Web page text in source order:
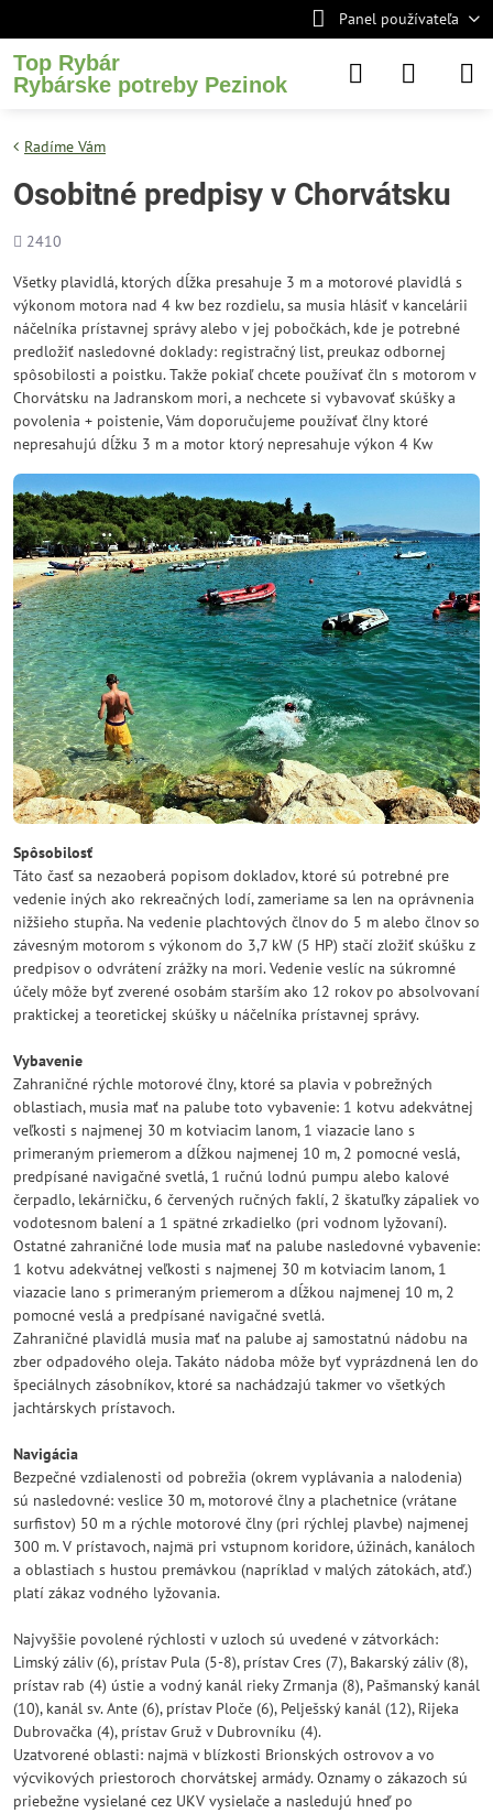
Panel používateľa
Top Rybár
Rybárske potreby Pezinok
Radíme Vám
Osobitné predpisy v Chorvátsku
Počet
2410
Všetky plavidlá, ktorých dĺžka presahuje 3 m a motorové plavidlá s
výkonom motora nad 4 kw bez rozdielu, sa musia hlásiť v kancelárii
náčelníka prístavnej správy alebo v jej pobočkách, kde je potrebné
predložiť nasledovné doklady: registračný list, preukaz odbornej
spôsobilosti a poistku. Takže pokiaľ chcete používať čln s motorom v
Chorvátsku na Jadranskom mori, a nechcete si vybavovať skúšky a
povolenia + poistenie, Vám doporučujeme používať člny ktoré
nepresahujú dĺžku 3 m a motor ktorý nepresahuje výkon 4 Kw
Spôsobilosť
Táto časť sa nezaoberá popisom dokladov, ktoré sú potrebné pre
vedenie iných ako rekreačných lodí, zameriame sa len na oprávnenia
nižšieho stupňa. Na vedenie plachtových člnov do 5 m alebo člnov so
závesným motorom s výkonom do 3,7 kW (5 HP) stačí zložiť skúšku z
predpisov o odvrátení zrážky na mori. Vedenie veslíc na súkromné
účely môže byť zverené osobám starším ako 12 rokov po absolvovaní
praktickej a teoretickej skúšky u náčelníka prístavnej správy.
Vybavenie
Zahraničné rýchle motorové člny, ktoré sa plavia v pobrežných
oblastiach, musia mať na palube toto vybavenie: 1 kotvu adekvátnej
veľkosti s najmenej 30 m kotviacim lanom, 1 viazacie lano s
primeraným priemerom a dĺžkou najmenej 10 m, 2 pomocné veslá,
predpísané navigačné svetlá, 1 ručnú lodnú pumpu alebo kalové
čerpadlo, lekárničku, 6 červených ručných faklí, 2 škatuľky zápaliek vo
vodotesnom balení a 1 spätné zrkadielko (pri vodnom lyžovaní).
Ostatné zahraničné lode musia mať na palube nasledovné vybavenie:
1 kotvu adekvátnej veľkosti s najmenej 30 m kotviacim lanom, 1
viazacie lano s primeraným priemerom a dĺžkou najmenej 10 m, 2
pomocné veslá a predpísané navigačné svetlá.
Zahraničné plavidlá musia mať na palube aj samostatnú nádobu na
zber odpadového oleja. Takáto nádoba môže byť vyprázdnená len do
špeciálnych zásobníkov, ktoré sa nachádzajú takmer vo všetkých
jachtárskych prístavoch.
Navigácia
Bezpečné vzdialenosti od pobrežia (okrem vyplávania a nalodenia)
sú nasledovné: veslice 30 m, motorové člny a plachetnice (vrátane
surfistov) 50 m a rýchle motorové člny (pri rýchlej plavbe) najmenej
300 m. V prístavoch, najmä pri vstupnom koridore, úžinách, kanáloch
a oblastiach s hustou premávkou (napríklad v malých zátokách, atď.)
platí zákaz vodného lyžovania.
Najvyššie povolené rýchlosti v uzloch sú uvedené v zátvorkách:
Limský záliv (6), prístav Pula (5-8), prístav Cres (7), Bakarský záliv (8),
prístav rab (4) ústie a vodný kanál rieky Zrmanja (8), Pašmanský kanál
(10), kanál sv. Ante (6), prístav Ploče (6), Pelješský kanál (12), Rijeka
Dubrovačka (4), prístav Gruž v Dubrovníku (4).
Uzatvorené oblasti: najmä v blízkosti Brionských ostrovov a vo
výcvikových priestoroch chorvátskej armády. Oznamy o zákazoch sú
priebežne vysielané cez UKV vysielače a nasledujú hneď po